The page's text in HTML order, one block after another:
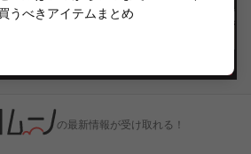
うべきアイテムまとめ
の最新情報が受け取れる！